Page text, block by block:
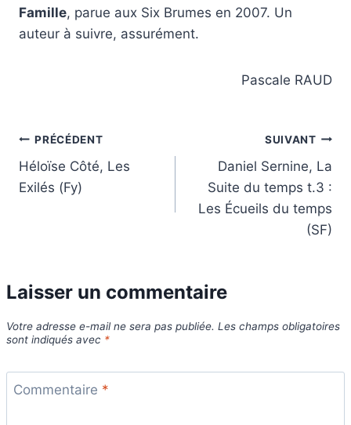
Famille, parue aux Six Brumes en 2007. Un
auteur à suivre, assurément.
Pascale RAUD
Navigation
de
PRÉCÉDENT
Héloïse Côté, Les
Exilés (Fy)
SUIVANT
Daniel Sernine, La
Suite du temps t.3 :
Les Écueils du temps
(SF)
Laisser un commentaire
Votre adresse e-mail ne sera pas publiée. Les champs obligatoires
sont indiqués avec *
Commentaire *